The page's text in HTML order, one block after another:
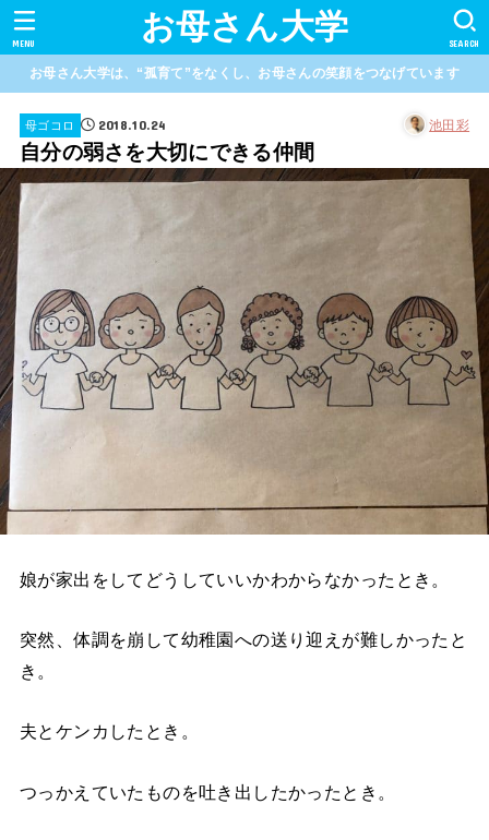
お母さん大学 SEARCH
MENU
お母さん大学は、“孤育て”をなくし、お母さんの笑顔をつなげています
母ゴコロ 2018.10.24 池田彩
自分の弱さを大切にできる仲間
娘が家出をしてどうしていいかわからなかったとき。
突然、体調を崩して幼稚園への送り迎えが難しかったと
き。
夫とケンカしたとき。
つっかえていたものを吐き出したかったとき。